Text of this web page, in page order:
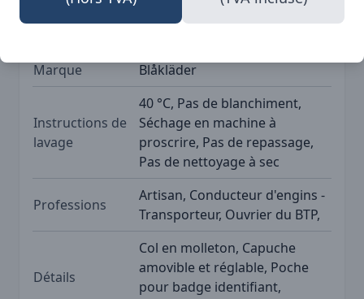
Marque
Blåkläder
Instructions de
lavage
40 °C, Pas de blanchiment,
Séchage en machine à
proscrire, Pas de repassage,
Pas de nettoyage à sec
Professions
Artisan, Conducteur d'engins -
Transporteur, Ouvrier du BTP,
Détails
Col en molleton, Capuche
amovible et réglable, Poche
pour badge identifiant,